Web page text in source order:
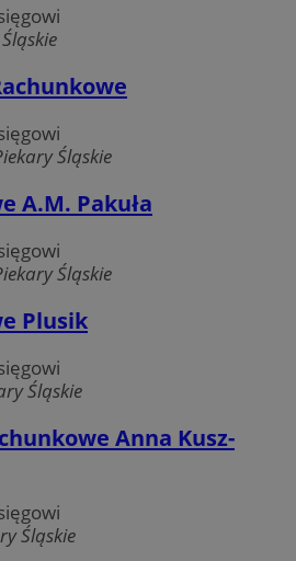
Śląskie
A.M. Pakuła
Śląskie
Plusik
Śląskie
Anna Kusz-
Śląskie